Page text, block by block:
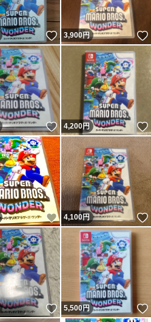
いいね！
3,900円
いいね！
4,200円
いいね！
4,100円
いいね！
5,500円